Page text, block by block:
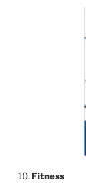
10. Fitness